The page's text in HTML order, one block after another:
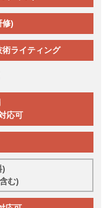
修)
ライティング
応可
)
む)